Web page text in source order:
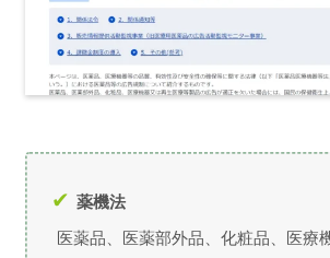
薬機法
医薬品、医薬部外品、化粧品、医療